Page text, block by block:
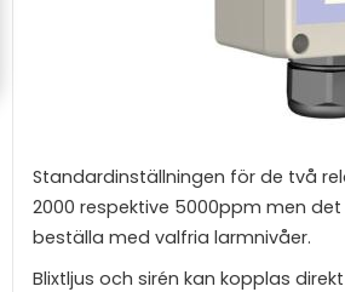
Standardinställningen för de två
2000 respektive 5000ppm men
beställa med valfria larmnivåer.
Blixtljus och sirén kan kopplas